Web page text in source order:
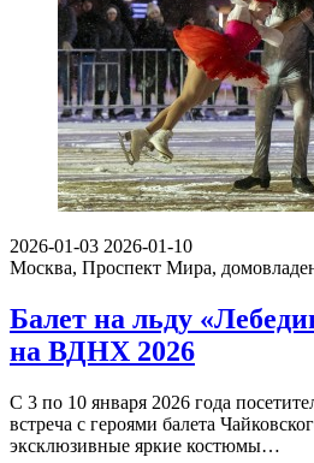
2026-01-03 2026-01-10
Москва, Проспект Мира,
Балет на льду
на ВДНХ 2026
С 3 по 10 января 2026 года
встреча с героями балета
эксклюзивные яркие костюмы…